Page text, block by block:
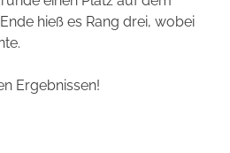
hieß es Rang drei, wobei
Ergebnissen!